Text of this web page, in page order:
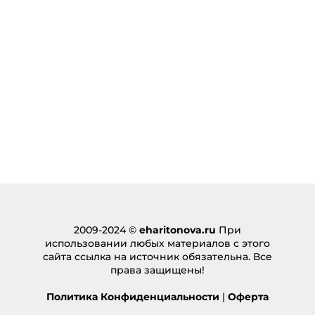
2009-2024 © eharitonova.ru При
использовании любых материалов с этого
сайта ссылка на источник обязательна. Все
права защищены!
Политика Конфиденциальности | Оферта